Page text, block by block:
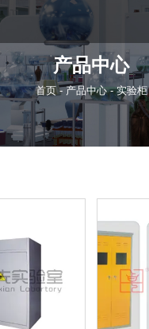
产品中心
首页-产品中心 -实验柜
实验室装修 实验